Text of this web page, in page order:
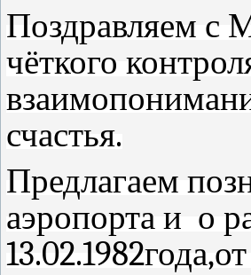
Поздравляем с
чёткого
счастья.
Предлагаем
аэропорта и о